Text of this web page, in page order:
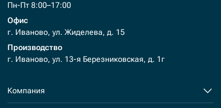
Пн-Пт 8:00–17:00
Офис
г. Иваново, ул. Жиделева, д. 15
Производство
г. Иваново, ул. 13-я Березниковская, д. 1г
Компания